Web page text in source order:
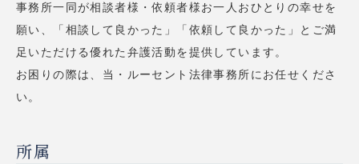
事務所一同が相談者様・依頼者様お一人おひとりの幸せを
願い、「相談して良かった」「依頼して良かった」とご満
足いただける優れた弁護活動を提供しています。
お困りの際は、当・ルーセント法律事務所にお任せくださ
い。
所属